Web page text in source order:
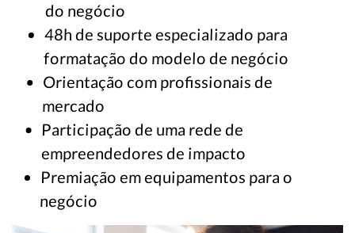
do negócio
48h de suporte especializado para
formatação do modelo de negócio
Orientação com profissionais de
mercado
Participação de uma rede de
empreendedores de impacto
Premiação em equipamentos para o
negócio